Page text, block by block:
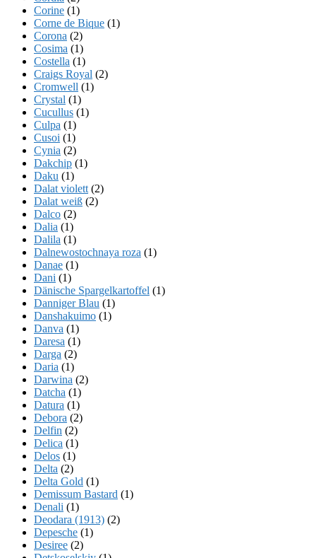
Corine (1)
Corne de Bique (1)
Corona (2)
Cosima (1)
Costella (1)
Craigs Royal (2)
Cromwell (1)
Crystal (1)
Cucullus (1)
Culpa (1)
Cusoi (1)
Cynia (2)
Dakchip (1)
Daku (1)
Dalat violett (2)
Dalat weiß (2)
Dalco (2)
Dalia (1)
Dalila (1)
Dalnewostochnaya roza (1)
Danae (1)
Dani (1)
Dänische Spargelkartoffel (1)
Danniger Blau (1)
Danshakuimo (1)
Danva (1)
Daresa (1)
Darga (2)
Daria (1)
Darwina (2)
Datcha (1)
Datura (1)
Debora (2)
Delfin (2)
Delica (1)
Delos (1)
Delta (2)
Delta Gold (1)
Demissum Bastard (1)
Denali (1)
Deodara (1913) (2)
Depesche (1)
Desiree (2)